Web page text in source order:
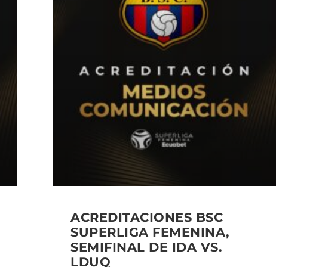
ACREDITACIONES BSC
SUPERLIGA FEMENINA,
SEMIFINAL DE IDA VS.
LDUQ